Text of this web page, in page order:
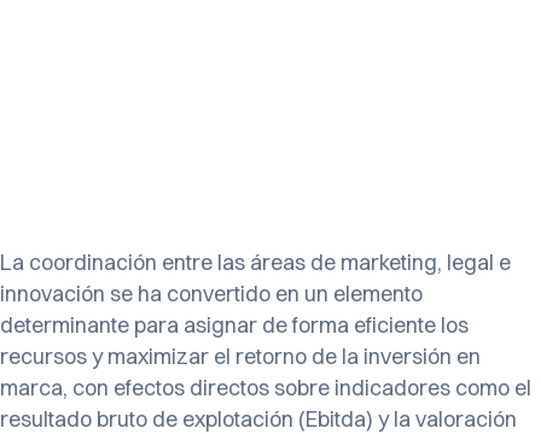
La coordinación entre las áreas de marketing, legal e
innovación se ha convertido en un elemento
determinante para asignar de forma eficiente los
recursos y maximizar el retorno de la inversión en
marca, con efectos directos sobre indicadores como el
resultado bruto de explotación (Ebitda) y la valoración